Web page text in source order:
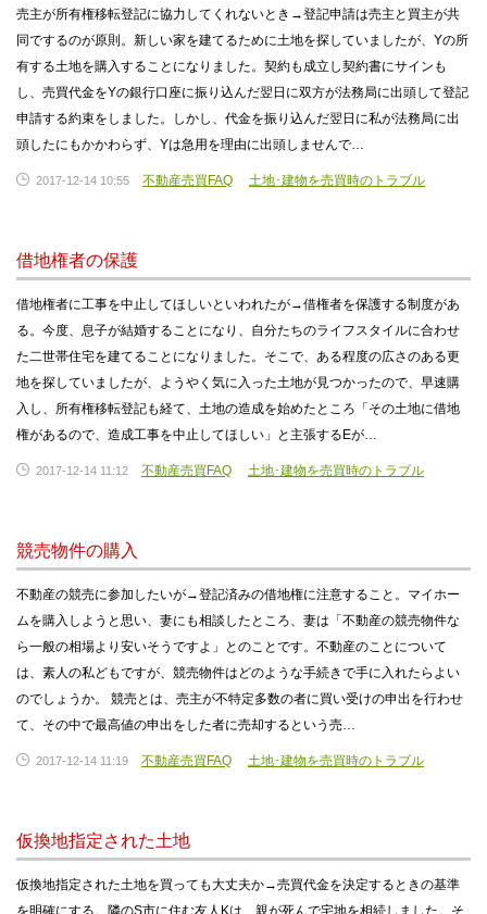
売主が所有権移転登記に協力してくれないとき→登記申請は売主と買主が共
同でするのが原則。新しい家を建てるために土地を探していましたが、Yの所
有する土地を購入することになりました。契約も成立し契約書にサインも
し、売買代金をYの銀行口座に振り込んだ翌日に双方が法務局に出頭して登記
申請する約束をしました。しかし、代金を振り込んだ翌日に私が法務局に出
頭したにもかかわらず、Yは急用を理由に出頭しませんで…
2017-12-14 10:55 不動産売買FAQ 土地･建物を売買時のトラブル
借地権者の保護
借地権者に工事を中止してほしいといわれたが→借権者を保護する制度があ
る。今度、息子が結婚することになり、自分たちのライフスタイルに合わせ
た二世帯住宅を建てることになりました。そこで、ある程度の広さのある更
地を探していましたが、ようやく気に入った土地が見つかったので、早速購
入し、所有権移転登記も経て、土地の造成を始めたところ「その土地に借地
権があるので、造成工事を中止してほしい」と主張するEが…
2017-12-14 11:12 不動産売買FAQ 土地･建物を売買時のトラブル
競売物件の購入
不動産の競売に参加したいが→登記済みの借地権に注意すること。マイホー
ムを購入しようと思い、妻にも相談したところ、妻は「不動産の競売物件な
ら一般の相場より安いそうですよ」とのことです。不動産のことについて
は、素人の私どもですが、競売物件はどのような手続きで手に入れたらよい
のでしょうか。 競売とは、売主が不特定多数の者に買い受けの申出を行わせ
て、その中で最高値の申出をした者に売却するという売…
2017-12-14 11:19 不動産売買FAQ 土地･建物を売買時のトラブル
仮換地指定された土地
仮換地指定された土地を買っても大丈夫か→売買代金を決定するときの基準
を明確にする。隣のS市に住む友人Kは、親が死んで宅地を相続しました。そ